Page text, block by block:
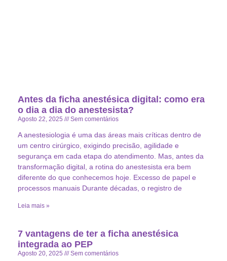
Antes da ficha anestésica digital: como era
o dia a dia do anestesista?
Agosto 22, 2025 Sem comentários
A anestesiologia é uma das áreas mais críticas dentro de
um centro cirúrgico, exigindo precisão, agilidade e
segurança em cada etapa do atendimento. Mas, antes da
transformação digital, a rotina do anestesista era bem
diferente do que conhecemos hoje. Excesso de papel e
processos manuais Durante décadas, o registro de
Leia mais »
7 vantagens de ter a ficha anestésica
integrada ao PEP
Agosto 20, 2025 Sem comentários